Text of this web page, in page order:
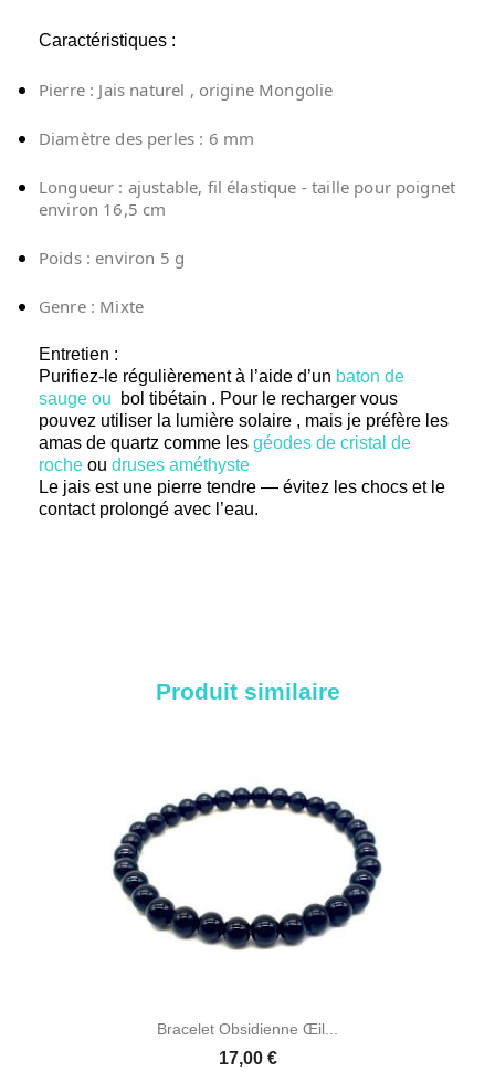
Caractéristiques :
Pierre : Jais naturel , origine Mongolie
Diamètre des perles : 6 mm
Longueur : ajustable, fil élastique - taille pour poignet
environ 16,5 cm
Poids : environ 5 g
Genre : Mixte
Entretien :
Purifiez-le régulièrement à l’aide d’un baton de
sauge ou
bol tibétain . Pour le recharger vous
pouvez utiliser la lumière solaire , mais je préfère les
amas de quartz comme les géodes de cristal de
roche ou druses améthyste
Le jais est une pierre tendre — évitez les chocs et le
contact prolongé avec l’eau.
Produit similaire
Bracelet Obsidienne Œil...
17,00 €